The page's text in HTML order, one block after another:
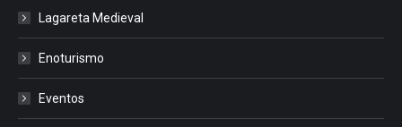
Lagareta Medieval
Enoturismo
Eventos